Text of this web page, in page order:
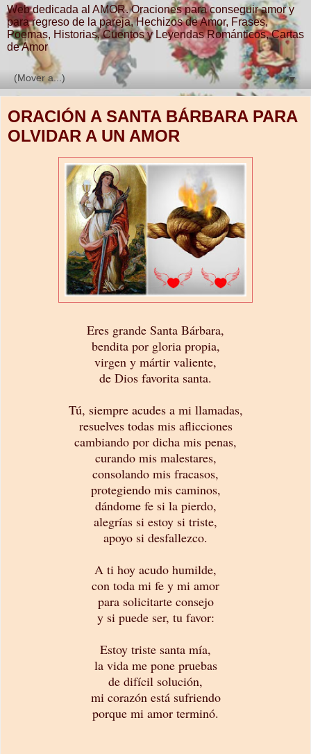
Web dedicada al AMOR. Oraciones para conseguir amor y
para regreso de la pareja, Hechizos de Amor, Frases,
Poemas, Historias, Cuentos y Leyendas Románticos, Cartas
de Amor
▼
ORACIÓN A SANTA BÁRBARA PARA
OLVIDAR A UN AMOR
Eres grande Santa Bárbara,
bendita por gloria propia,
virgen y mártir valiente,
de Dios favorita santa.
Tú, siempre acudes a mi llamadas,
resuelves todas mis aflicciones
cambiando por dicha mis penas,
curando mis malestares,
consolando mis fracasos,
protegiendo mis caminos,
dándome fe si la pierdo,
alegrías si estoy si triste,
apoyo si desfallezco.
A ti hoy acudo humilde,
con toda mi fe y mi amor
para solicitarte consejo
y si puede ser, tu favor:
Estoy triste santa mía,
la vida me pone pruebas
de difícil solución,
mi corazón está sufriendo
porque mi amor terminó.